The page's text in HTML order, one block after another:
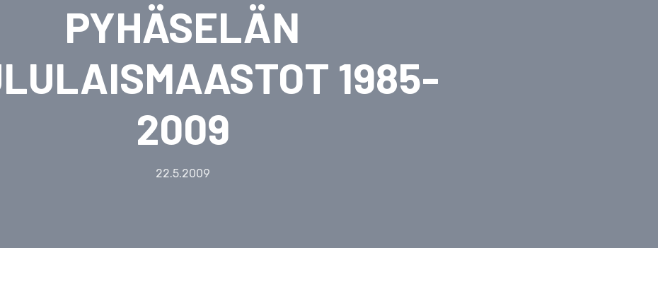
PYHÄSELÄN
1985-
2009
22.5.2009